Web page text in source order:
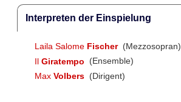
Interpreten der Einspielung
Laila Salome Fischer (Mezzosopran)
Il Giratempo
(Ensemble)
Max Volbers (Dirigent)